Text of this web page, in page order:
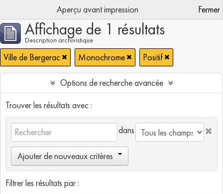
Aperçu avant impression Fermer
Affichage de 1 résultats
Description archivistique
Ville de Bergerac Monochrome Positif
Options de recherche avancée
Trouver les résultats avec :
dans
Ajouter de nouveaux critères
Filtrer les résultats par :